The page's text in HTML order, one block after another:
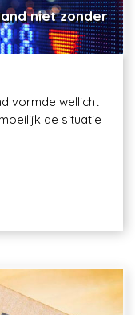
niet zonder
vormde wellicht
de situatie